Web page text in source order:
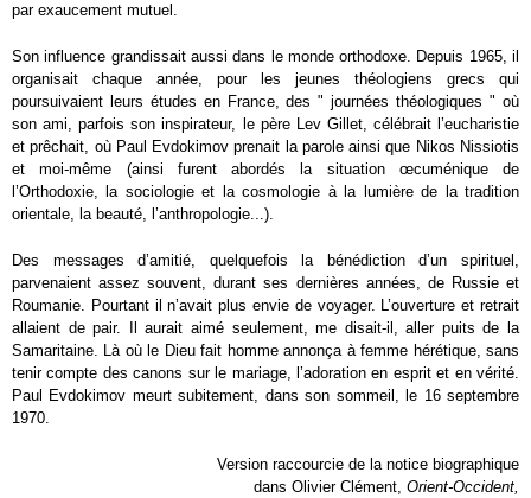
par exaucement mutuel.
Son influence grandissait aussi dans le monde orthodoxe. Depuis 1965, il
organisait chaque année, pour les jeunes théologiens grecs qui
poursuivaient leurs études en France, des " journées théologiques " où
son ami, parfois son inspirateur, le père Lev Gillet, célébrait l’eucharistie
et prêchait, où Paul Evdokimov prenait la parole ainsi que Nikos Nissiotis
et moi-même (ainsi furent abordés la situation œcuménique de
l’Orthodoxie, la sociologie et la cosmologie à la lumière de la tradition
orientale, la beauté, l’anthropologie...).
Des messages d’amitié, quelquefois la bénédiction d’un spirituel,
parvenaient assez souvent, durant ses dernières années, de Russie et
Roumanie. Pourtant il n’avait plus envie de voyager. L’ouverture et retrait
allaient de pair. Il aurait aimé seulement, me disait-il, aller puits de la
Samaritaine. Là où le Dieu fait homme annonça à femme hérétique, sans
tenir compte des canons sur le mariage, l’adoration en esprit et en vérité.
Paul Evdokimov meurt subitement, dans son sommeil, le 16 septembre
1970.
Version raccourcie de la notice biographique
dans Olivier Clément, Orient-Occident,